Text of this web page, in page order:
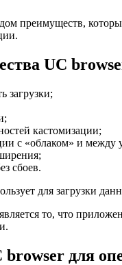
преимуществ,
UC
загрузки;
кастомизации;
с «облаком» и между
сбоев.
для загрузки
то, что
browser для